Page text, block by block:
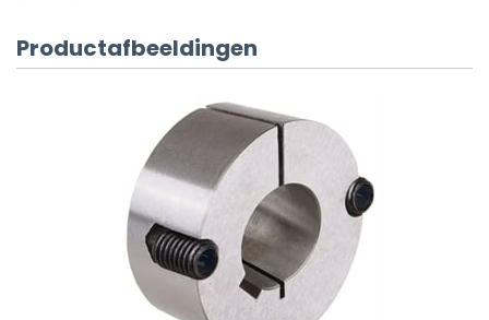
Productafbeeldingen